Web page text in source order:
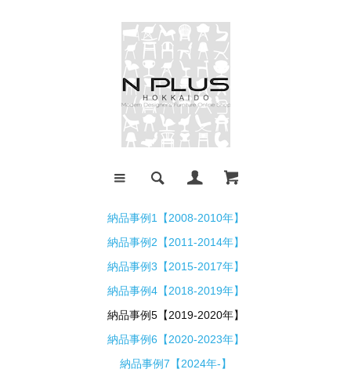
納品事例1【2008-2010年】
納品事例2【2011-2014年】
納品事例3【2015-2017年】
納品事例4【2018-2019年】
納品事例5【2019-2020年】
納品事例6【2020-2023年】
納品事例7【2024年-】